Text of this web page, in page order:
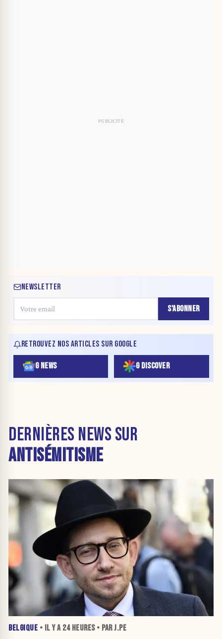
NEWSLETTER
S'ABONNER
RETROUVEZ NOS ARTICLES SUR GOOGLE
G NEWS G DISCOVER
DERNIÈRES NEWS SUR
ANTISÉMITISME
BELGIQUE • IL Y A 24 HEURES• PAR J.PE